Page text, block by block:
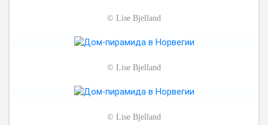
© Lise Bjelland
© Lise Bjelland
© Lise Bjelland